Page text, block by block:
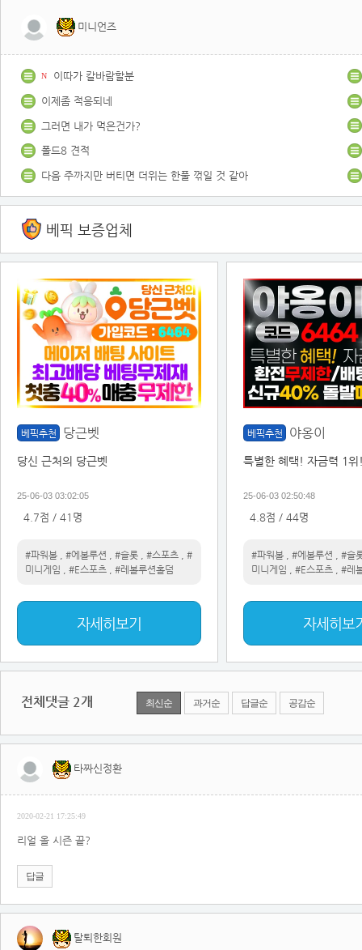
미니언즈
N 이따가 칼바람할분
이제좀 적응되네
그러면 내가 먹은건가?
폴드8 견적
다음 주까지만 버티면 더위는 한풀 꺾일 것 같아
베픽 보증업체
베픽추천 당근벳
당신 근처의 당근벳
25-06-03 03:02:05
4.7점 / 41명
#파워볼 #에볼루션 #슬롯 #스포츠
#
미니게임
#E스포츠 #레볼루션홀덤
자세히보기
베픽추천 야옹이
특별한 혜택! 자금력 1
25-06-03 02:50:48
4.8점 / 44명
#파워볼 #에볼루션
#슬
미니게임
#E스포츠 #레
자세히보
전체댓글 2개 최신순 과거순 답글순 공감순
타짜신정환
2020-02-21 17:25:49
리얼 올 시즌 끝?
답글
탈퇴한회원